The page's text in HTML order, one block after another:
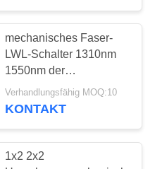
96
mechanisches Faser-
LWL-Schalter 1310nm
1550nm der
Überbrückungs-2x2B
Monomode-
Verhandlungsfähig MOQ:10
KONTAKT
1x2 2x2